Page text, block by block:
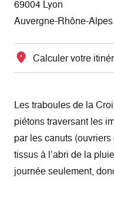
69004 Lyon
Auvergne-Rhône-Alpes
Calculer votre
Les traboules de la
piétons traversant les
par les canuts
tissus à l’abri de la
journée seulement,